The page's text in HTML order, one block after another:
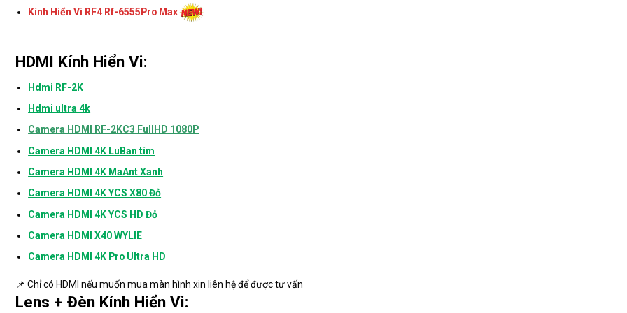
Kính Hiển Vi RF4 Rf-6555Pro Max
HDMI Kính Hiển Vi:
Hdmi RF-2K
Hdmi ultra 4k
Camera HDMI RF-2KC3 FullHD 1080P
Camera HDMI 4K LuBan tím
Camera HDMI 4K MaAnt Xanh
Camera HDMI 4K YCS X80 Đỏ
Camera HDMI 4K YCS HD Đỏ
Camera HDMI X40 WYLIE
Camera HDMI 4K Pro Ultra HD
📌 Chỉ có HDMI nếu muốn mua màn hình xin liên hệ để được tư vấn
Lens + Đèn Kính Hiển Vi: